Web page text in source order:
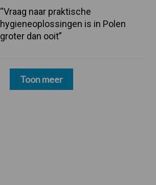
“Vraag naar praktische
hygieneoplossingen is in Polen
groter dan ooit”
Toon meer